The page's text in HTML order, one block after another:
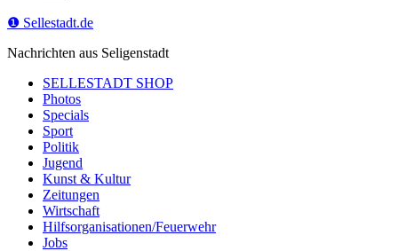
❶ Sellestadt.de
Nachrichten aus Seligenstadt
SELLESTADT SHOP
Photos
Specials
Sport
Politik
Jugend
Kunst & Kultur
Zeitungen
Wirtschaft
Hilfsorganisationen/Feuerwehr
Jobs